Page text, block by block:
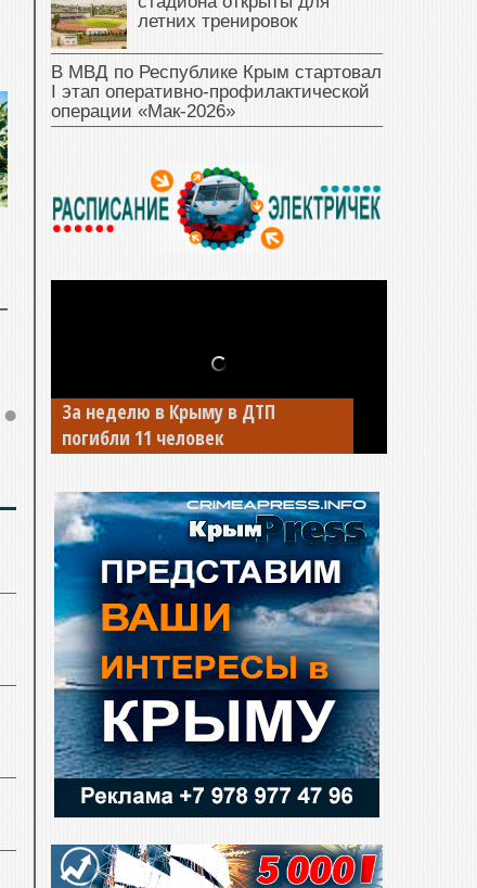
летних тренировок
В МВД по Республике Крым стартовал
I этап оперативно‑профилактической
операции «Мак‑2026»
За неделю в Крыму в ДТП
погибли 11 человек
В Джанкое водитель ВАЗа сбил
двух детей на «зебре»